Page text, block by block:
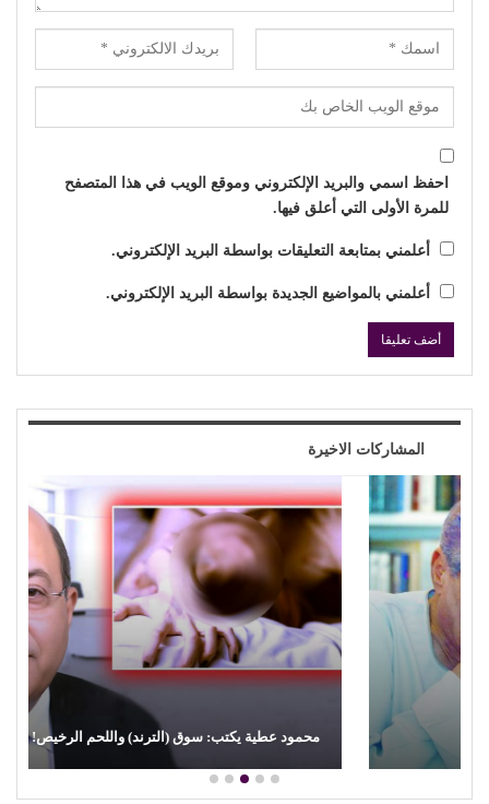
احفظ اسمي والبريد الإلكتروني وموقع الويب في هذا المتصفح
للمرة الأولى التي أعلق فيها.
أعلمني بمتابعة التعليقات بواسطة البريد الإلكتروني.
أعلمني بالمواضيع الجديدة بواسطة البريد الإلكتروني.
المشاركات الاخيرة
محمود عطية يكتب: سوق (الترند) واللحم الرخيص!